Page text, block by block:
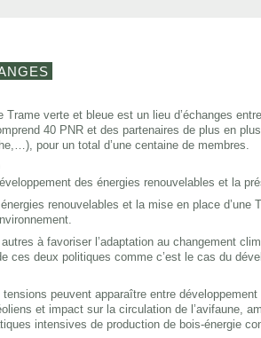
Trame verte et bleue est un lieu d’échanges
40 PNR et des partenaires de plus en
pour un total d’une centaine de membres.
des énergies renouvelables et la
renouvelables et la mise en place
à favoriser l’adaptation au changement
ces deux politiques comme c’est le cas du
tensions peuvent apparaître entre
et impact sur la circulation de l’avifaune,
intensives de production de bois-énergie